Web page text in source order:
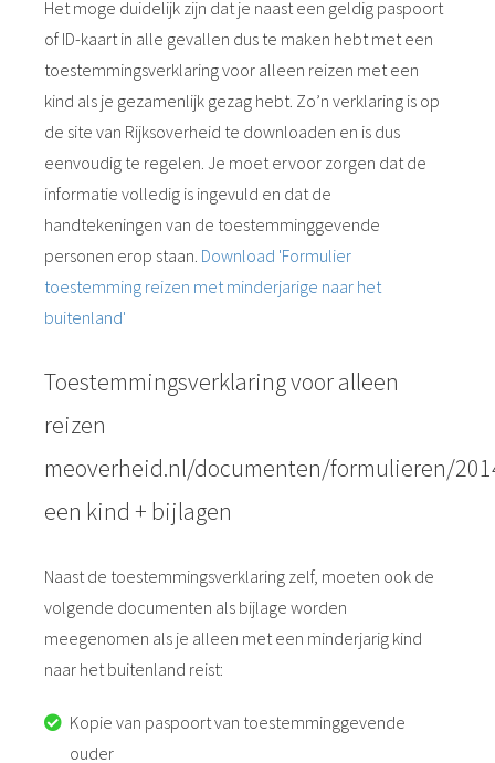
Het moge duidelijk zijn dat je naast een geldig paspoort
of ID-kaart in alle gevallen dus te maken hebt met een
toestemmingsverklaring voor alleen reizen met een
kind als je gezamenlijk gezag hebt. Zo’n verklaring is op
de site van Rijksoverheid te downloaden en is dus
eenvoudig te regelen. Je moet ervoor zorgen dat de
informatie volledig is ingevuld en dat de
handtekeningen van de toestemminggevende
personen erop staan. Download 'Formulier
toestemming reizen met minderjarige naar het
buitenland'
Toestemmingsverklaring voor alleen
reizen
meoverheid.nl/documenten/formulieren/
een kind + bijlagen
Naast de toestemmingsverklaring zelf, moeten ook de
volgende documenten als bijlage worden
meegenomen als je alleen met een minderjarig kind
naar het buitenland reist:
Kopie van paspoort van toestemminggevende
ouder